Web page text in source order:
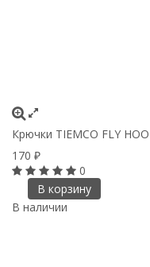
Крючки ТIEMCO FLY
170 ₽
0
В корзину
В наличии